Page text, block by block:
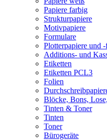
Papiere farbig
Strukturpapiere
Motivpapiere
Formulare
Plotterpapiere und
Additions- und
Etiketten
Etiketten PCL3
Folien
Blöcke, Bons,
Tinten & Toner
Tinten
Toner
Bürogeräte